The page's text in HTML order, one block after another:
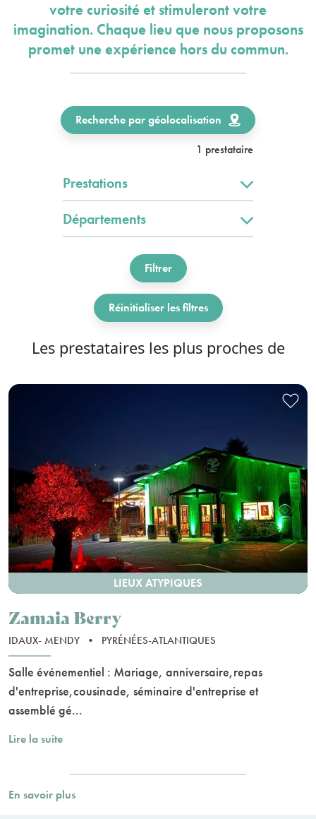
votre curiosité et stimuleront votre
imagination. Chaque lieu que nous proposons
promet une expérience hors du commun.
Recherche par géolocalisation
1 prestataire
Prestations
Départements
Filtrer
Réinitialiser les filtres
Les prestataires les plus proches de
LIEUX ATYPIQUES
Zamaia Berry
IDAUX- MENDY • PYRÉNÉES-ATLANTIQUES
Salle événementiel : Mariage, anniversaire,repas
d'entreprise,cousinade, séminaire d'entreprise et
assemblé gé...
Lire la suite
En savoir plus